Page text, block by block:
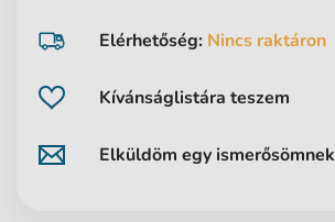
Kívánságlistára teszem
Elküldöm egy ismerősömnek
Elérhetőség: Nincs raktáron